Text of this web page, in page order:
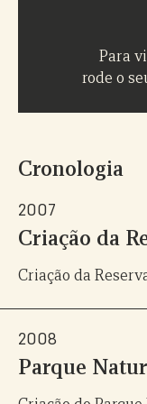
Para
rode o
Cronologia
2007
Criação da
Criação da
2008
Parque